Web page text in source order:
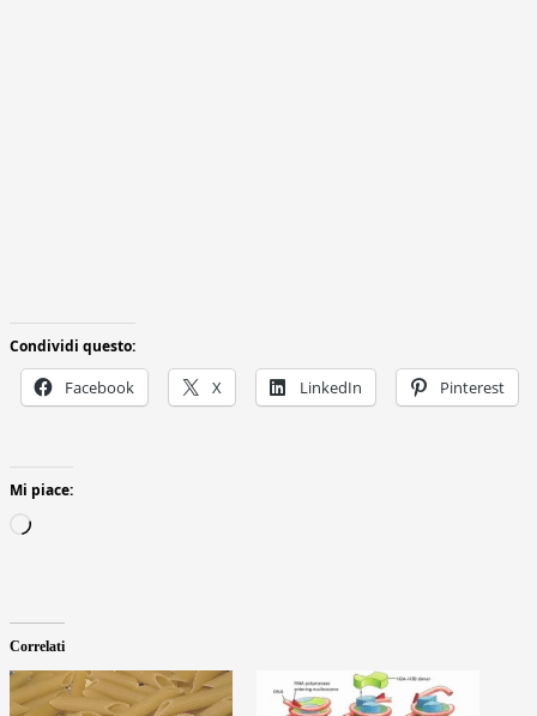
Condividi questo:
Facebook X LinkedIn Pinterest
Mi piace:
Caricamento
Correlati